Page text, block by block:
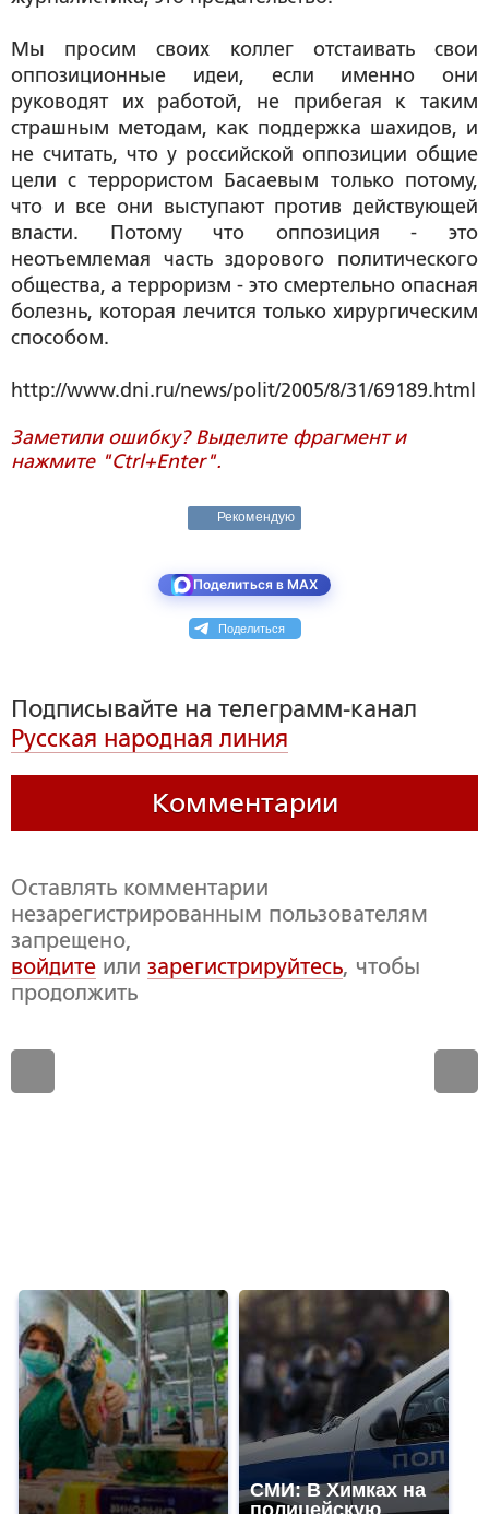
Мы просим своих коллег отстаивать свои
оппозиционные идеи, если именно они
руководят их работой, не прибегая к таким
страшным методам, как поддержка шахидов, и
не считать, что у российской оппозиции общие
цели с террористом Басаевым только потому,
что и все они выступают против действующей
власти. Потому что оппозиция - это
неотъемлемая часть здорового политического
общества, а терроризм - это смертельно опасная
болезнь, которая лечится только хирургическим
способом.
http://www.dni.ru/news/polit/2005/8/31/69189.html
Заметили ошибку? Выделите фрагмент и
нажмите "Ctrl+Enter".
Рекомендую
Поделиться в MAX
Поделиться
Подписывайте на телеграмм-канал
Русская народная линия
Комментарии
Оставлять комментарии
незарегистрированным пользователям
запрещено,
войдите или зарегистрируйтесь, чтобы
продолжить
СМИ: В Химках на
полицейскую